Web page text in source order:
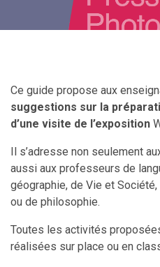
Ce guide propose aux
suggestions sur la
d’une visite de l’exposition
Il s’adresse non seulement
aussi aux professeurs de
géographie, de Vie et Société,
ou de philosophie.
Toutes les activités
réalisées sur place ou en